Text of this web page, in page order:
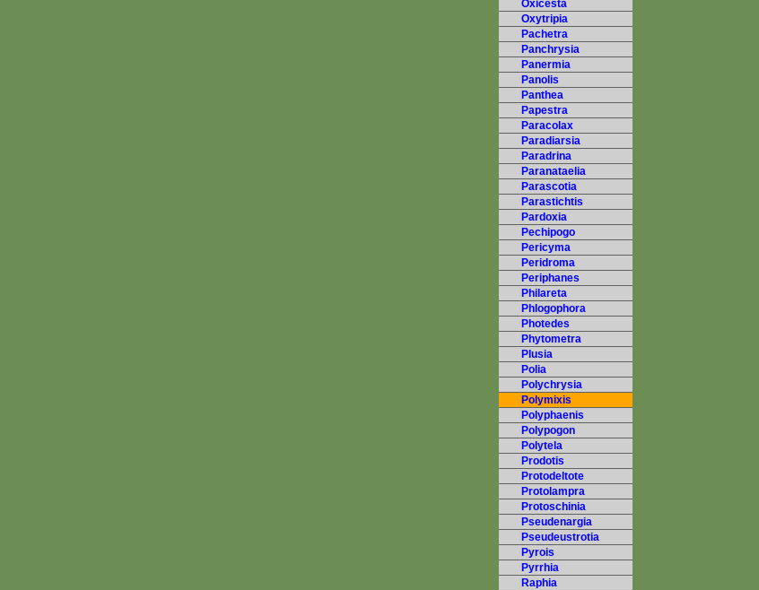
Oxicesta
Oxytripia
Pachetra
Panchrysia
Panermia
Panolis
Panthea
Papestra
Paracolax
Paradiarsia
Paradrina
Paranataelia
Parascotia
Parastichtis
Pardoxia
Pechipogo
Pericyma
Peridroma
Periphanes
Philareta
Phlogophora
Photedes
Phytometra
Plusia
Polia
Polychrysia
Polymixis
Polyphaenis
Polypogon
Polytela
Prodotis
Protodeltote
Protolampra
Protoschinia
Pseudenargia
Pseudeustrotia
Pyrois
Pyrrhia
Raphia